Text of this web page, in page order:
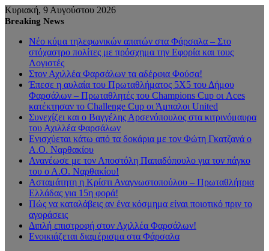
Κυριακή, 9 Αυγούστου 2026
Breaking News
Νέο κύμα τηλεφωνικών απατών στα Φάρσαλα – Στο
στόχαστρο πολίτες με πρόσχημα την Εφορία και τους
Λογιστές
Στον Αχιλλέα Φαρσάλων τα αδέρφια Φούσα!
Έπεσε η αυλαία του Πρωταθλήματος 5Χ5 του Δήμου
Φαρσάλων – Πρωταθλητές του Champions Cup οι Aces
κατέκτησαν το Challenge Cup οι Άμπαλοι United
Συνεχίζει και ο Βαγγέλης Αρσενόπουλος στα κιτρινόμαυρα
του Αχιλλέα Φαρσάλων
Ενισχύεται κάτω από τα δοκάρια με τον Φώτη Γκατζανά ο
Α.Ο. Ναρθακίου
Ανανέωσε με τον Αποστόλη Παπαδόπουλο για τον πάγκο
του ο Α.Ο. Ναρθακίου!
Ασταμάτητη η Κρίστι Αναγνωστοπούλου – Πρωταθλήτρια
Ελλάδας για 15η φορά!
Πώς να καταλάβεις αν ένα κόσμημα είναι ποιοτικό πριν το
αγοράσεις
Διπλή επιστροφή στον Αχιλλέα Φαρσάλων!
Ενοικιάζεται διαμέρισμα στα Φάρσαλα